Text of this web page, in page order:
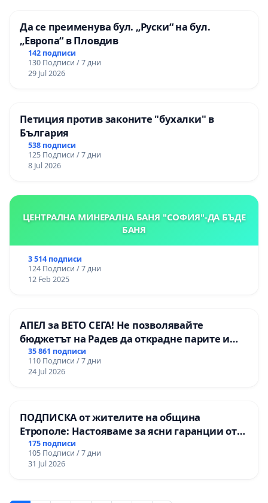
Да се преименува бул. „Руски“ на бул.
„Европа“ в Пловдив
142 подписи
130 Подписи / 7 дни
29 Jul 2026
Петиция против законите "бухалки" в
България
538 подписи
125 Подписи / 7 дни
8 Jul 2026
ЦЕНТРАЛНА МИНЕРАЛНА БАНЯ "СОФИЯ"-ДА БЪДЕ
БАНЯ
3 514 подписи
124 Подписи / 7 дни
12 Feb 2025
АПЕЛ за ВЕТО СЕГА! Не позволявайте
бюджетът на Радев да открадне парите и
правата ни в тъмното
35 861 подписи
110 Подписи / 7 дни
24 Jul 2026
ПОДПИСКА от жителите на община
Етрополе: Настояваме за ясни гаранции от
“Елаците-МЕД” АД и от държавата, че ще се
изпълнят всички екологични норми!
175 подписи
105 Подписи / 7 дни
31 Jul 2026